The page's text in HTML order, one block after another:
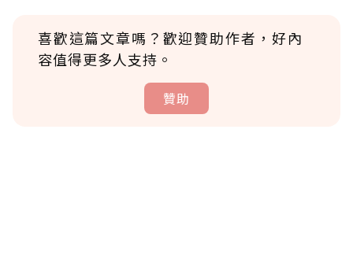
喜歡這篇文章嗎？歡迎贊助作者，好內
容值得更多人支持。
贊助